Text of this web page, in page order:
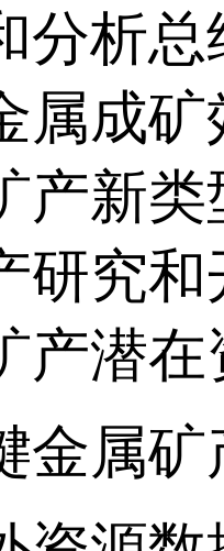
分析
属成
产新
研究
产潜
金属